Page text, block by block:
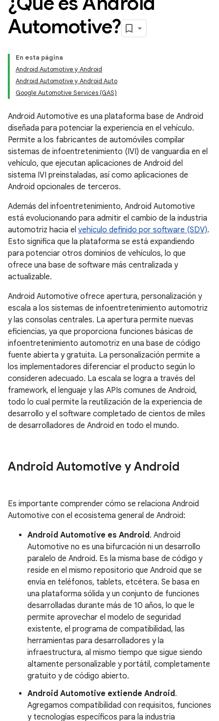
Automotive?
En esta página
Android Automotive y Android
Android Automotive y Android Auto
Google Automotive Services (GAS)
Android Automotive es una plataforma base de Android
diseñada para potenciar la experiencia en el vehículo.
Permite a los fabricantes de automóviles compilar
sistemas de infoentretenimiento (IVI) de vanguardia en el
vehículo, que ejecutan aplicaciones de Android del
sistema IVI preinstaladas, así como aplicaciones de
Android opcionales de terceros.
Además del infoentretenimiento, Android Automotive
está evolucionando para admitir el cambio de la industria
automotriz hacia el vehículo definido por software (SDV).
Esto significa que la plataforma se está expandiendo
para potenciar otros dominios de vehículos, lo que
ofrece una base de software más centralizada y
actualizable.
Android Automotive ofrece apertura, personalización y
escala a los sistemas de infoentretenimiento automotriz
y las consolas centrales. La apertura permite nuevas
eficiencias, ya que proporciona funciones básicas de
infoentretenimiento automotriz en una base de código
fuente abierta y gratuita. La personalización permite a
los implementadores diferenciar el producto según lo
consideren adecuado. La escala se logra a través del
framework, el lenguaje y las APIs comunes de Android,
todo lo cual permite la reutilización de la experiencia de
desarrollo y el software completado de cientos de miles
de desarrolladores de Android en todo el mundo.
Android Automotive y Android
Es importante comprender cómo se relaciona Android
Automotive con el ecosistema general de Android:
Android Automotive es Android. Android
Automotive no es una bifurcación ni un desarrollo
paralelo de Android. Es la misma base de código y
reside en el mismo repositorio que Android que se
envía en teléfonos, tablets, etcétera. Se basa en
una plataforma sólida y un conjunto de funciones
desarrolladas durante más de 10 años, lo que le
permite aprovechar el modelo de seguridad
existente, el programa de compatibilidad, las
herramientas para desarrolladores y la
infraestructura, al mismo tiempo que sigue siendo
altamente personalizable y portátil, completamente
gratuito y de código abierto.
Android Automotive extiende Android.
Agregamos compatibilidad con requisitos, funciones
y tecnologías específicos para la industria